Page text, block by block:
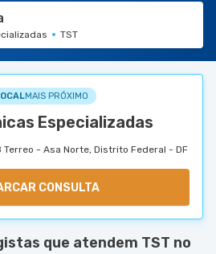
TST
MAIS PRÓXIMO
Especializadas
Terreo - Asa Norte, Distrito Federal - DF
CONSULTA
que atendem TST no